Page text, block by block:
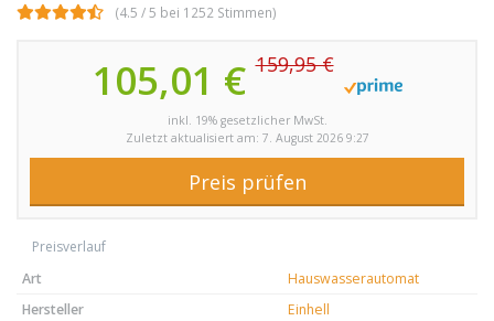
(4.5 / 5 bei 1252 Stimmen)
105,01 €159,95 €
inkl. 19% gesetzlicher MwSt.
Zuletzt aktualisiert am: 7. August 2026 9:27
Preis prüfen
Preisverlauf
Art
Hauswasserautomat
Hersteller
Einhell